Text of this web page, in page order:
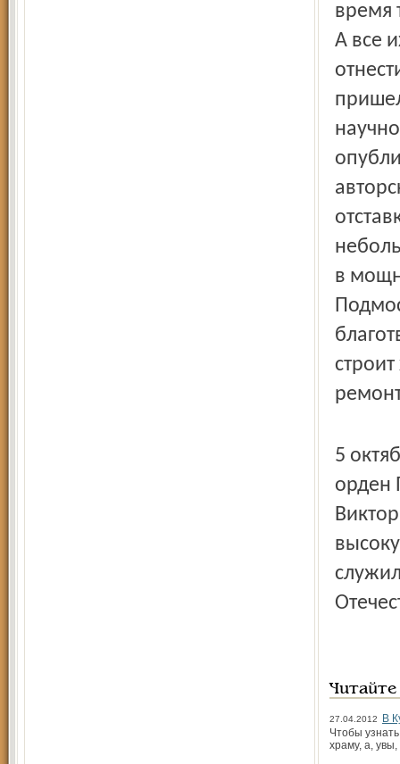
время
А все
в
5
орден
27.04.2012
В
Чтобы
храму, а,